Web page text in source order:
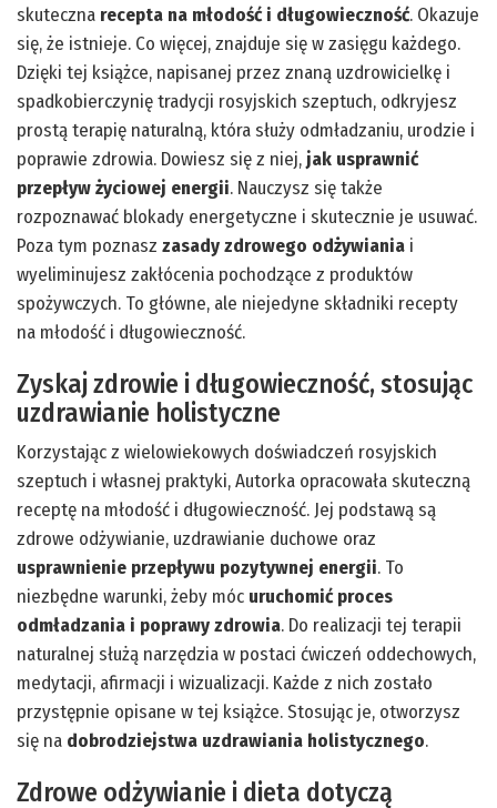
skuteczna recepta na młodość i długowieczność. Okazuje
się, że istnieje. Co więcej, znajduje się w zasięgu każdego.
Dzięki tej książce, napisanej przez znaną uzdrowicielkę i
spadkobierczynię tradycji rosyjskich szeptuch, odkryjesz
prostą terapię naturalną, która służy odmładzaniu, urodzie i
poprawie zdrowia. Dowiesz się z niej,jak usprawnić
przepływ życiowej energii. Nauczysz się także
rozpoznawać blokady energetyczne i skutecznie je usuwać.
Poza tym poznasz zasady zdrowego odżywiania i
wyeliminujesz zakłócenia pochodzące z produktów
spożywczych. To główne, ale niejedyne składniki recepty
na młodość i długowieczność.
Zyskaj zdrowie i długowieczność, stosując
uzdrawianie holistyczne
Korzystając z wielowiekowych doświadczeń rosyjskich
szeptuch i własnej praktyki, Autorka opracowała skuteczną
receptę na młodość i długowieczność. Jej podstawą są
zdrowe odżywianie, uzdrawianie duchowe oraz
usprawnienie przepływu pozytywnej energii. To
niezbędne warunki, żeby móc uruchomić proces
odmładzania i poprawy zdrowia. Do realizacji tej terapii
naturalnej służą narzędzia w postaci ćwiczeń oddechowych,
medytacji, afirmacji i wizualizacji. Każde z nich zostało
przystępnie opisane w tej książce. Stosując je, otworzysz
się na dobrodziejstwa uzdrawiania holistycznego.
Zdrowe odżywianie i dieta dotyczą